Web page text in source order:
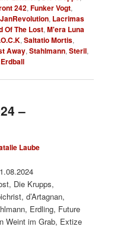
242,Funker Vogt,
JanRevolution, Lacrimas
Of The Lost,M'era Luna
,Saltatio Mortis,
Away,Stahlmann,Steril,
–
Laube
Die Krupps,
d’Artagnan,
Erdling, Future
Weint im Grab, Extize